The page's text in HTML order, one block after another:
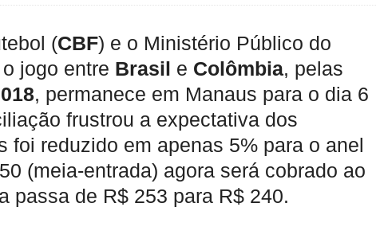
(CBF) e o Ministério Público do
jogo entre Brasil e Colômbia, pelas
, permanece em Manaus para o dia 6
frustrou a expectativa dos
foi reduzido em apenas 5% para o anel
(meia-entrada) agora será cobrado ao
passa de R$ 253 para R$ 240.